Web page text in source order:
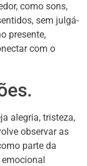
como sons,
sem julgá-
presente,
com o
alegria, tristeza,
observar as
parte da